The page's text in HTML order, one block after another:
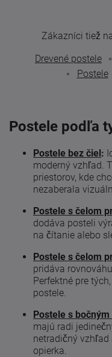
Zákazníci tiež
Drevené postele
Postele
Postele podľa
Postele bez čiel:
moderný vzhľad.
priestorov, kde
nezaberala
Postele s čelom
dodáva posteli
na čítanie alebo
Postele s čelom
pridáva
Perfektné pre
postele.
Postele s bočným
majú radi
netradičný
opierka.